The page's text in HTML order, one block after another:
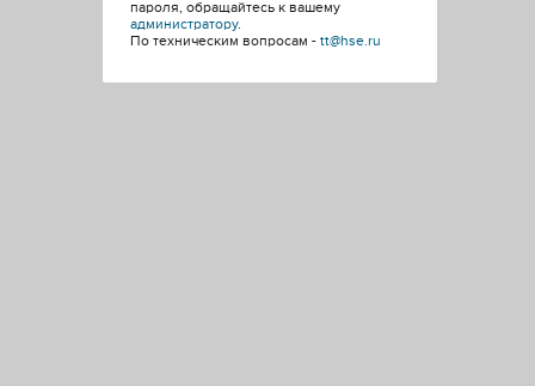
пароля, обращайтесь к вашему
администратору.
По техническим вопросам - tt@hse.ru